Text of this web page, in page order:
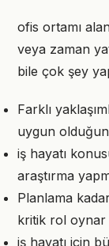
ofis ortamı
veya zaman
bile çok şey
Farklı
uygun
iş hayatı
araştırma
Planlama
kritik rol oynar
iş hayatı için